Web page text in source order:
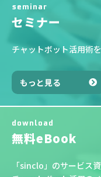
seminar
セミナー
チャットボット活用術
もっと見る
download
無料eBook
「sinclo」のサービス